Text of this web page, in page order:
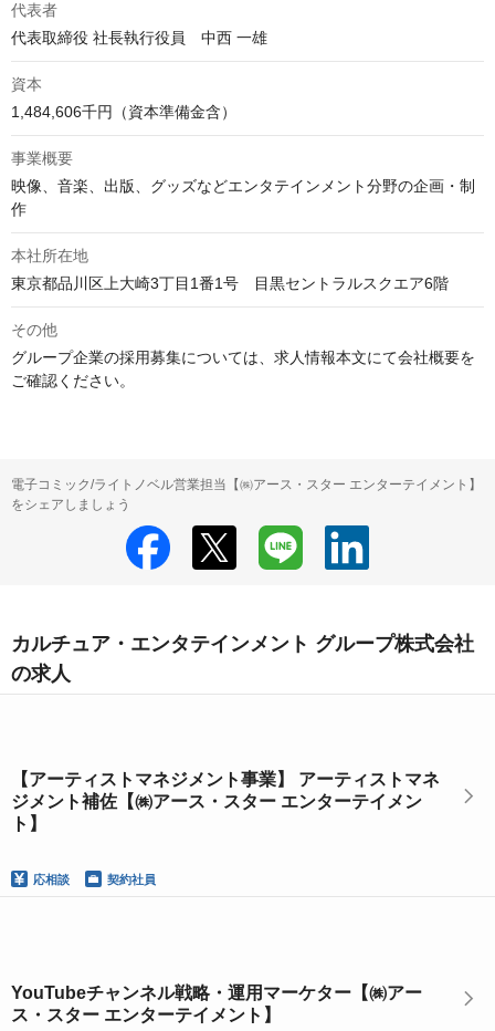
代表者
代表取締役 社長執行役員　中西 一雄
資本
1,484,606千円（資本準備金含）
事業概要
映像、音楽、出版、グッズなどエンタテインメント分野の企画・制
作
本社所在地
東京都品川区上大崎3丁目1番1号　目黒セントラルスクエア6階
その他
グループ企業の採用募集については、求人情報本文にて会社概要を
ご確認ください。
電子コミック/ライトノベル営業担当【㈱アース・スター エンターテイメント】
をシェアしましょう
カルチュア・エンタテインメント グループ株式会社
の求人
【アーティストマネジメント事業】 アーティストマネ
ジメント補佐【㈱アース・スター エンターテイメン
ト】
応相談 契約社員
YouTubeチャンネル戦略・運用マーケター【㈱アー
ス・スター エンターテイメント】